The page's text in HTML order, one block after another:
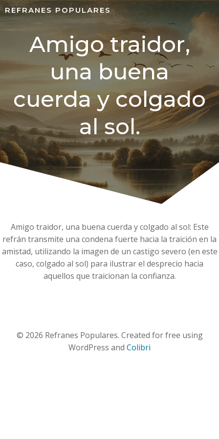
REFRANES POPULARES
Amigo traidor,
una buena
cuerda y colgado
al sol.
Amigo traidor, una buena cuerda y colgado al sol: Este
refrán transmite una condena fuerte hacia la traición en la
amistad, utilizando la imagen de un castigo severo (en este
caso, colgado al sol) para ilustrar el desprecio hacia
aquellos que traicionan la confianza.
© 2026 Refranes Populares. Created for free using
WordPress and Colibri